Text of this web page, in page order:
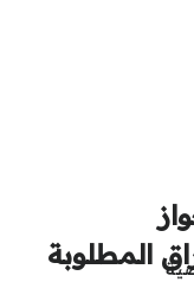
المطلوبة